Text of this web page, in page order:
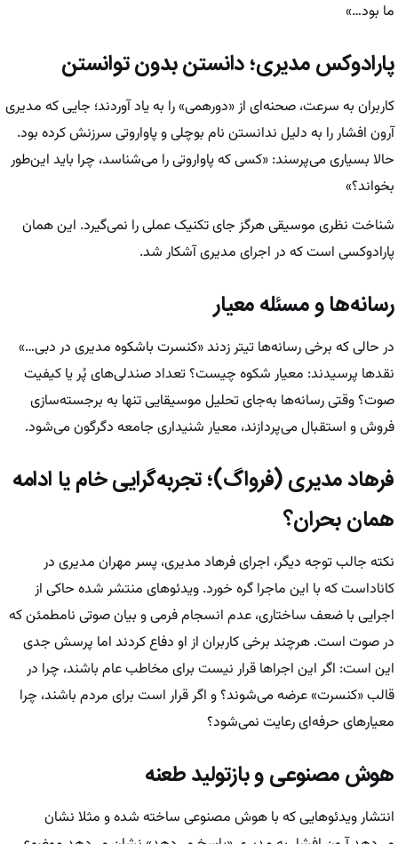
ما بود…»
پارادوکس مدیری؛ دانستن بدون توانستن
کاربران به‌ سرعت، صحنه‌ای از «دورهمی» را به یاد آوردند؛ جایی که مدیری
آرون افشار را به دلیل ندانستن نام بوچلی و پاواروتی سرزنش کرده بود.
حالا بسیاری می‌پرسند: «کسی که پاواروتی را می‌شناسد، چرا باید این‌طور
بخواند؟»
شناخت نظری موسیقی هرگز جای تکنیک عملی را نمی‌گیرد. این همان
پارادوکسی است که در اجرای مدیری آشکار شد.
رسانه‌ها و مسئله معیار
در حالی‌ که برخی رسانه‌ها تیتر زدند «کنسرت باشکوه مدیری در دبی…»
نقد‌ها پرسیدند: معیار شکوه چیست؟ تعداد صندلی‌های پُر یا کیفیت
صوت؟ وقتی رسانه‌ها به‌جای تحلیل موسیقایی تنها به برجسته‌سازی
فروش و استقبال می‌پردازند، معیار شنیداری جامعه دگرگون می‌شود.
فرهاد مدیری (فرواگ)؛ تجربه‌گرایی خام یا ادامه
همان بحران؟
نکته جالب توجه دیگر، اجرای فرهاد مدیری، پسر مهران مدیری در
کاناداست که با این ماجرا گره خورد. ویدئو‌های منتشر شده حاکی از
اجرایی با ضعف ساختاری، عدم انسجام فرمی و بیان صوتی نامطمئن که
در صوت است. هرچند برخی کاربران از او دفاع کردند اما پرسش جدی
این است: اگر این اجرا‌ها قرار نیست برای مخاطب عام باشند، چرا در
قالب «کنسرت» عرضه می‌شوند؟ و اگر قرار است برای مردم باشند، چرا
معیار‌های حرفه‌ای رعایت نمی‌شود؟
هوش مصنوعی و بازتولید طعنه
انتشار ویدئو‌هایی که با هوش مصنوعی ساخته شده و مثلا نشان